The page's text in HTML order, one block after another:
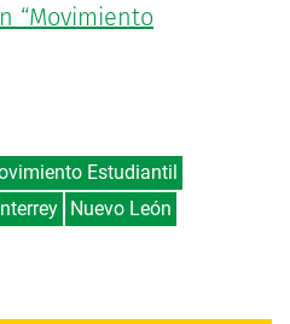
“Movimiento
Estudiantil
Nuevo León